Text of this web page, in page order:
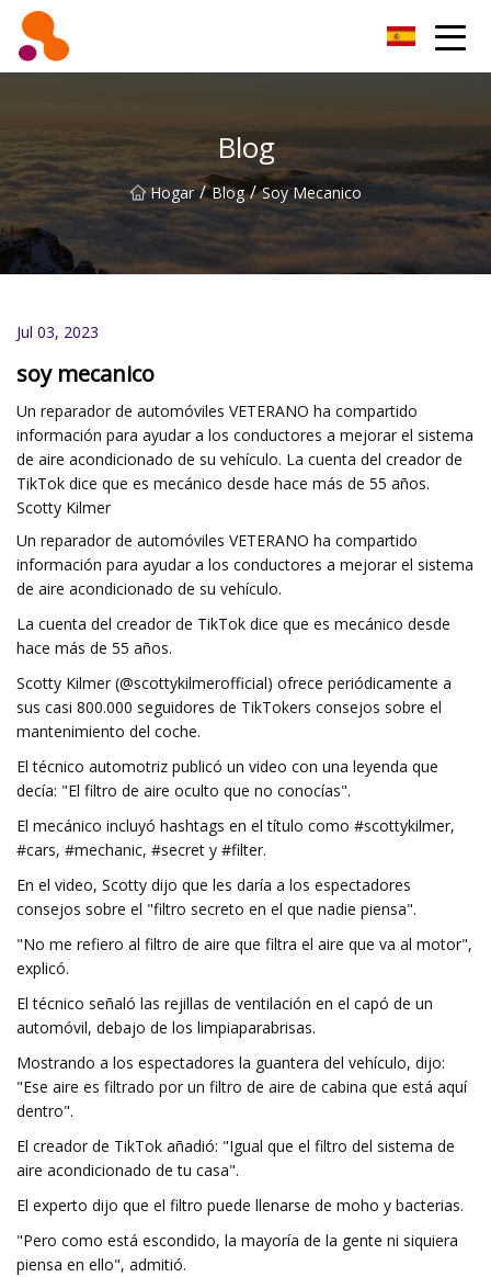
Blog
Hogar / Blog / Soy Mecanico
Jul 03, 2023
soy mecanico
Un reparador de automóviles VETERANO ha compartido
información para ayudar a los conductores a mejorar el sistema
de aire acondicionado de su vehículo. La cuenta del creador de
TikTok dice que es mecánico desde hace más de 55 años.
Scotty Kilmer
Un reparador de automóviles VETERANO ha compartido
información para ayudar a los conductores a mejorar el sistema
de aire acondicionado de su vehículo.
La cuenta del creador de TikTok dice que es mecánico desde
hace más de 55 años.
Scotty Kilmer (@scottykilmerofficial) ofrece periódicamente a
sus casi 800.000 seguidores de TikTokers consejos sobre el
mantenimiento del coche.
El técnico automotriz publicó un video con una leyenda que
decía: "El filtro de aire oculto que no conocías".
El mecánico incluyó hashtags en el título como #scottykilmer,
#cars, #mechanic, #secret y #filter.
En el video, Scotty dijo que les daría a los espectadores
consejos sobre el "filtro secreto en el que nadie piensa".
"No me refiero al filtro de aire que filtra el aire que va al motor",
explicó.
El técnico señaló las rejillas de ventilación en el capó de un
automóvil, debajo de los limpiaparabrisas.
Mostrando a los espectadores la guantera del vehículo, dijo:
"Ese aire es filtrado por un filtro de aire de cabina que está aquí
dentro".
El creador de TikTok añadió: "Igual que el filtro del sistema de
aire acondicionado de tu casa".
El experto dijo que el filtro puede llenarse de moho y bacterias.
"Pero como está escondido, la mayoría de la gente ni siquiera
piensa en ello", admitió.